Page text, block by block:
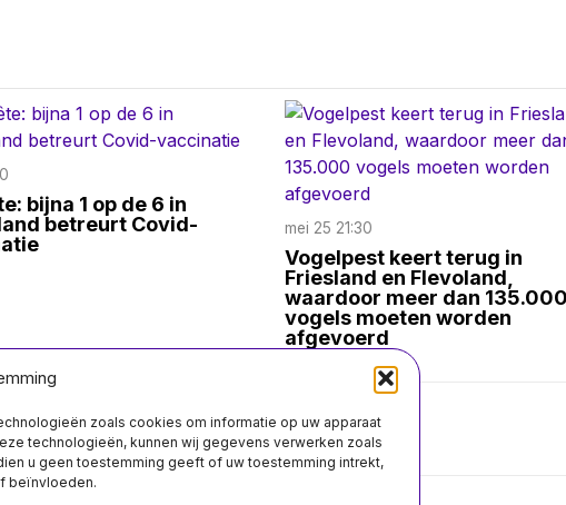
zoals cookies om informatie op uw apparaat
technologieën, kunnen wij gegevens verwerken zoals
u geen toestemming geeft of uw toestemming intrekt,
beïnvloeden.
bijna 1 op de 6 in
betreurt Covid-
mei 25 21:30
Vogelpest keert terug in
Friesland en Flevoland,
waardoor meer dan 135.000
vogels moeten worden
afgevoerd
Over ons Contact